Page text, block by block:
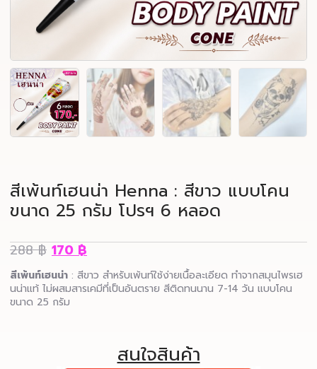
สีเพ้นท์เฮนน่า Henna : สีขาว แบบโคน
ขนาด 25 กรัม โปรฯ 6 หลอด
288฿ 170 ฿
สีเพ้นท์เฮนน่า : สีขาว สำหรับเพ้นท์ใช้ง่ายเนื้อละเอียด ทำจากสมุนไพรเฮ
นน่าแท้ ไม่ผสมสารเคมีที่เป็นอันตราย สีติดทนนาน 7-14 วัน แบบโคน
ขนาด 25 กรัม
สนใจสินค้า